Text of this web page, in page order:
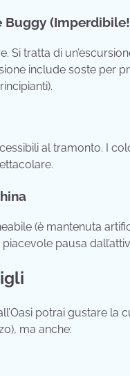
Buggy
Si tratta di
include soste per
al tramonto. I
(è mantenuta
pausa
potrai gustare
ma anche: